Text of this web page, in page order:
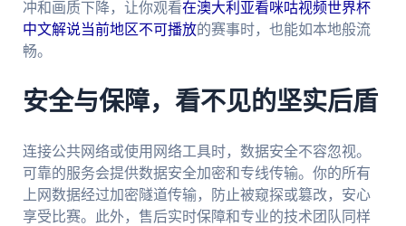
冲和画质下降，让你观看在澳大利亚看咪咕视频世界杯
中文解说当前地区不可播放的赛事时，也能如本地般流
畅。
安全与保障，看不见的坚实后盾
连接公共网络或使用网络工具时，数据安全不容忽视。
可靠的服务会提供数据安全加密和专线传输。你的所有
上网数据经过加密隧道传输，防止被窥探或篡改，安心
享受比赛。此外，售后实时保障和专业的技术团队同样